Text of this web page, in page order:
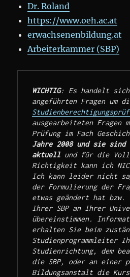
Dr. Roland
https://www.oeh.ac.at
erwachsenenbildung.at
Arbeiterkammer (SBP)
WICHTIG: Es handelt
ausgearbeiteten Fragen
Prüfung im Fach
Jahre 2008 und sie sind
aktuell und für die
Richtigkeit kann ich
Ich kann leider nicht
der Formulierung der
etwas geändert hat
Ihrer SBP an Ihrer
übereinstimmen.
erhalten Sie beim
Studienprogrammleiter
Studienrichtung, dem
die SBP, oder an einer
Bildungsanstalt die